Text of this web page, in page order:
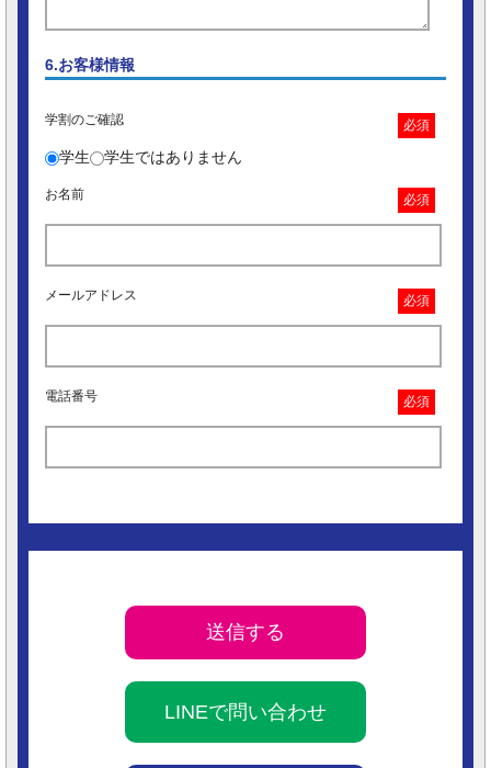
6.お客様情報
学割のご確認 必須
学生 学生ではありません
お名前 必須
メールアドレス 必須
電話番号 必須
LINEで問い合わせ